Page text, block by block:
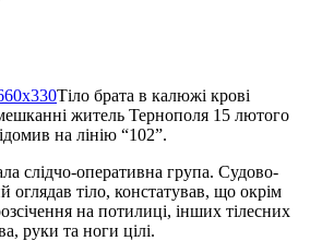
Тіло брата в калюжі крові
житель Тернополя 15 лютого
на лінію “102”.
слідчо-оперативна група. Судово-
оглядав тіло, констатував, що окрім
на потилиці, інших тілесних
руки та ноги цілі.